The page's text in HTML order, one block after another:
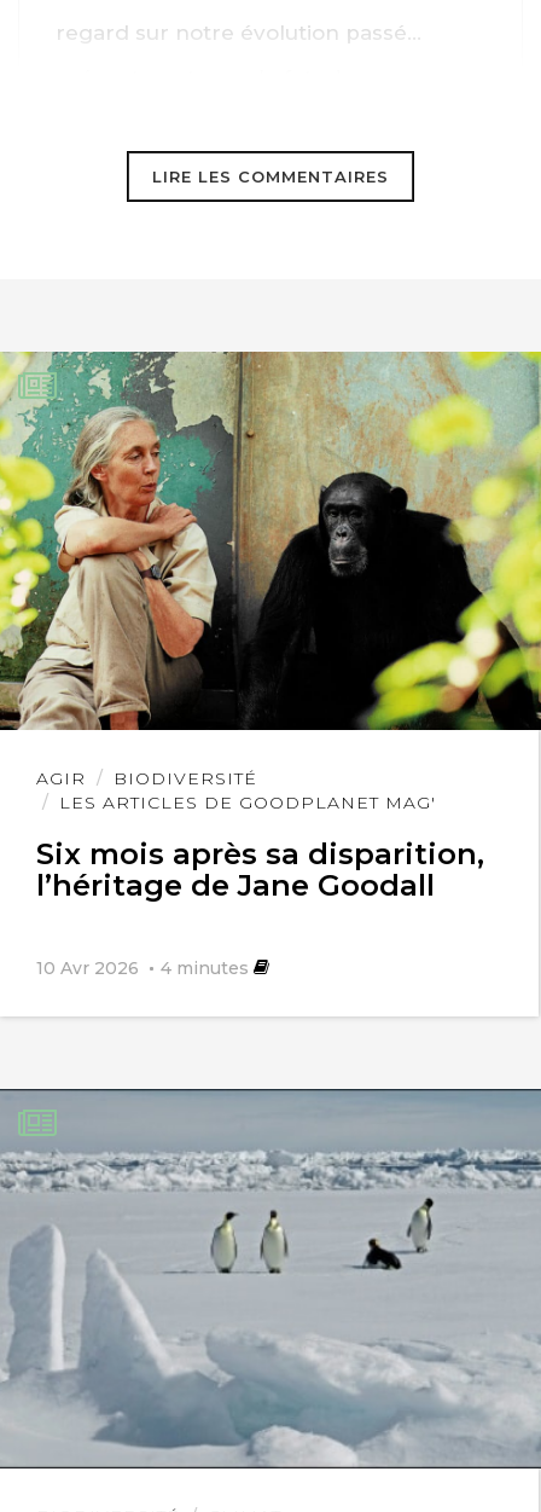
regard sur notre évolution passé…
LIRE LES COMMENTAIRES
AGIR
BIODIVERSITÉ
LES ARTICLES DE GOODPLANET MAG'
Six mois après sa disparition,
l’héritage de Jane Goodall
10 Avr 2026 4 minutes
Lire
l'article